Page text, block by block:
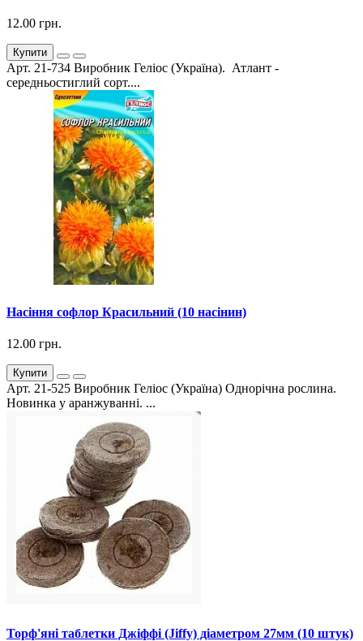
12.00 грн.
Купити
Арт. 21-734 Виробник Геліос (Україна). Атлант -
середньостиглий сорт....
Насіння софлор Красильний (10 насінин)
12.00 грн.
Купити
Арт. 21-525 Виробник Геліос (Україна) Однорічна рослина.
Новинка у аранжуванні. ...
Торф'яні таблетки Джіффі (Jiffy) діаметром 27мм (10 штук)